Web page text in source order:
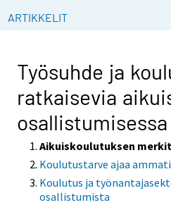
ARTIKKELIT
Työsuhde ja
ratkaisevia
osallistumisessa
Aikuiskoulutuksen
Koulutustarve ajaa
Koulutus ja
osallistumista